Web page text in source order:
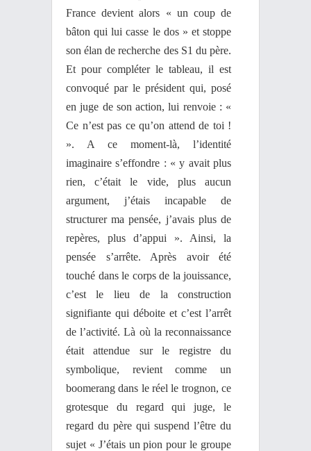
France devient alors « un coup de
bâton qui lui casse le dos » et stoppe
son élan de recherche des S1 du père.
Et pour compléter le tableau, il est
convoqué par le président qui, posé
en juge de son action, lui renvoie : «
Ce n’est pas ce qu’on attend de toi !
». A ce moment-là, l’identité
imaginaire s’effondre : « y avait plus
rien, c’était le vide, plus aucun
argument, j’étais incapable de
structurer ma pensée, j’avais plus de
repères, plus d’appui ». Ainsi, la
pensée s’arrête. Après avoir été
touché dans le corps de la jouissance,
c’est le lieu de la construction
signifiante qui déboite et c’est l’arrêt
de l’activité. Là où la reconnaissance
était attendue sur le registre du
symbolique, revient comme un
boomerang dans le réel le trognon, ce
grotesque du regard qui juge, le
regard du père qui suspend l’être du
sujet « J’étais un pion pour le groupe